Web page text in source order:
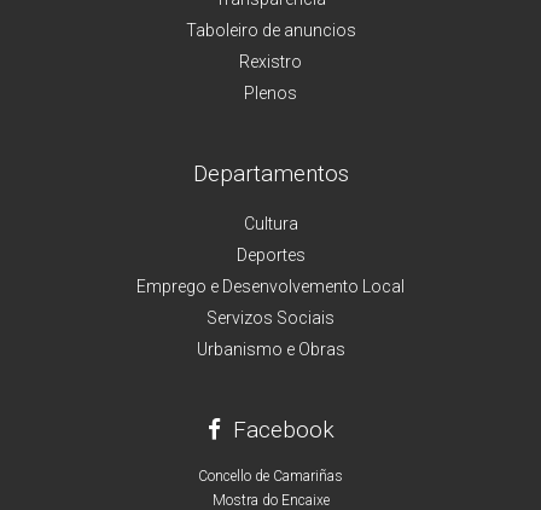
Taboleiro de anuncios
Rexistro
Plenos
Departamentos
Cultura
Deportes
Emprego e Desenvolvemento Local
Servizos Sociais
Urbanismo e Obras
Facebook
Concello de Camariñas
Mostra do Encaixe